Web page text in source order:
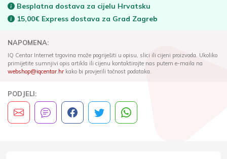
Besplatna dostava za cijelu Hrvatsku
15,00€ Express dostava za Grad Zagreb
NAPOMENA:
IQ Centar Internet trgovina može pogriješiti u opisu, slici ili cijeni proizvoda. Ukoliko
primijetite sumnjivi opis artikla ili cijenu kontaktirajte nas putem e-maila na
webshop@iqcentar.hrkako bi provjerili točnost podataka.
PODJELI: